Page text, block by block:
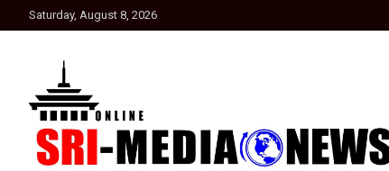
to
Saturday, August 8, 2026